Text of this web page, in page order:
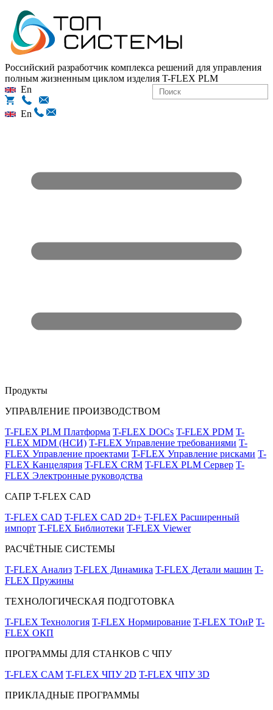
Российский разработчик комплекса решений для управления
полным жизненным циклом изделия T-FLEX PLM
En
En
Продукты
УПРАВЛЕНИЕ ПРОИЗВОДСТВОМ
T-FLEX PLM Платформа T-FLEX DOCs T-FLEX PDM T-
FLEX MDM (НСИ) T-FLEX Управление требованиями T-
FLEX Управление проектами T-FLEX Управление рисками T-
FLEX Канцелярия T-FLEX CRM T-FLEX PLM Сервер T-
FLEX Электронные руководства
САПР T-FLEX CAD
T-FLEX CAD T-FLEX CAD 2D+ T-FLEX Расширенный
импорт T-FLEX Библиотеки T-FLEX Viewer
РАСЧЁТНЫЕ СИСТЕМЫ
T-FLEX Анализ T-FLEX Динамика T-FLEX Детали машин T-
FLEX Пружины
ТЕХНОЛОГИЧЕСКАЯ ПОДГОТОВКА
T-FLEX Технология T-FLEX Нормирование T-FLEX ТОиР T-
FLEX ОКП
ПРОГРАММЫ ДЛЯ СТАНКОВ С ЧПУ
T-FLEX CAM T-FLEX ЧПУ 2D T-FLEX ЧПУ 3D
ПРИКЛАДНЫЕ ПРОГРАММЫ